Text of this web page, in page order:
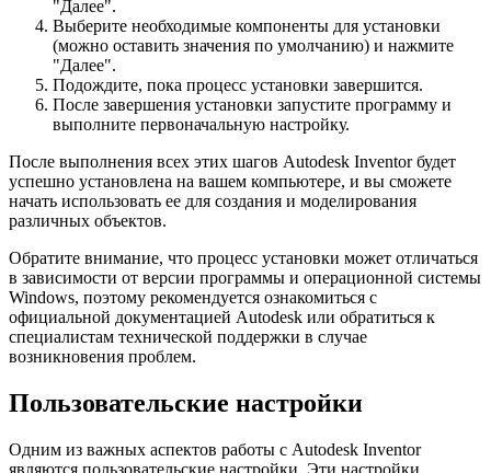
"Далее".
Выберите необходимые компоненты для установки
(можно оставить значения по умолчанию) и нажмите
"Далее".
Подождите, пока процесс установки завершится.
После завершения установки запустите программу и
выполните первоначальную настройку.
После выполнения всех этих шагов Autodesk Inventor будет
успешно установлена на вашем компьютере, и вы сможете
начать использовать ее для создания и моделирования
различных объектов.
Обратите внимание, что процесс установки может отличаться
в зависимости от версии программы и операционной системы
Windows, поэтому рекомендуется ознакомиться с
официальной документацией Autodesk или обратиться к
специалистам технической поддержки в случае
возникновения проблем.
Пользовательские настройки
Одним из важных аспектов работы с Autodesk Inventor
являются пользовательские настройки. Эти настройки